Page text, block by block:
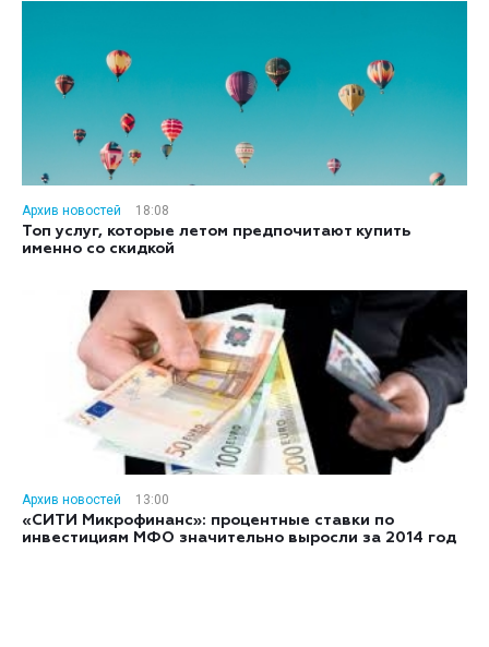
Архив новостей
18:08
Топ услуг, которые летом предпочитают купить
именно со скидкой
Архив новостей
13:00
«СИТИ Микрофинанс»: процентные ставки по
инвестициям МФО значительно выросли за 2014 год